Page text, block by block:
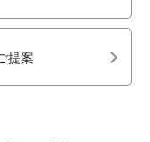
提案